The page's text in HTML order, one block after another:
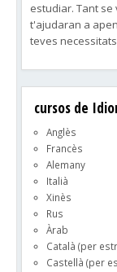
estudiar. Tant
t'ajudaran a
teves
cursos de
Anglès
Francès
Alemany
Italià
Xinès
Rus
Àrab
Català (per
Castellà (per